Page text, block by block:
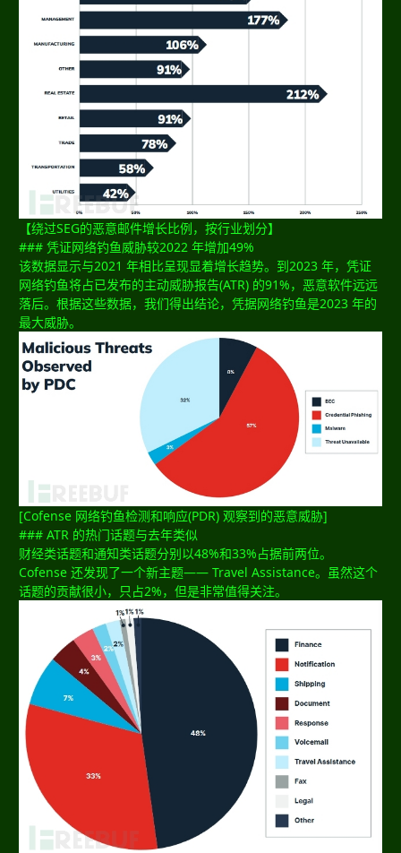
【绕过SEG的恶意邮件增长比例，按行业划分】
### 凭证网络钓鱼威胁较2022 年增加49%
该数据显示与2021 年相比呈现显着增长趋势。到2023 年，凭证
网络钓鱼将占已发布的主动威胁报告(ATR) 的91%，恶意软件远远
落后。根据这些数据，我们得出结论，凭据网络钓鱼是2023 年的
最大威胁。
[Cofense 网络钓鱼检测和响应(PDR) 观察到的恶意威胁]
### ATR 的热门话题与去年类似
财经类话题和通知类话题分别以48%和33%占据前两位。
Cofense 还发现了一个新主题—— Travel Assistance。虽然这个
话题的贡献很小，只占2%，但是非常值得关注。